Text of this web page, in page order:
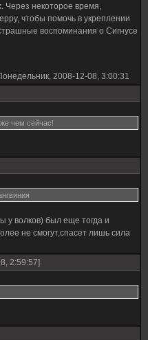
Через некоторое время,
чтобы помочь в укреплении
воспоминания о Сигнусе
2008-12-08, 3:00:31
чем сейчас!
у волков) был еще тогда и
не смогут,спасет лишь сила
2:59:57]